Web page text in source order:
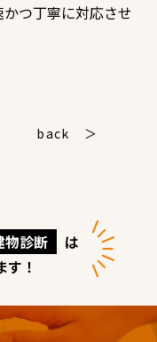
つ丁寧に対応させ
back
物診断
は
！